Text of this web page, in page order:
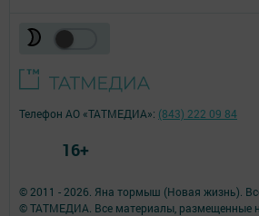
© 2011 - 2026. Яна тормыш (Новая жизнь).
© ТАТМЕДИА. Все материалы, размещенные
Телефон АО «ТАТМЕДИА»: (843) 222 09 84
16+